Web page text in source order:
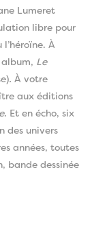
Lumeret
libre pour
À
album, Le
. À votre
aux éditions
. Et en écho, six
des univers
années, toutes
bande dessinée